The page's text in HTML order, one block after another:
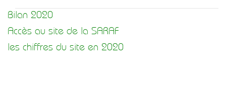
Bilan 2020
Accès au site de la SARAF
les chiffres du site en 2020